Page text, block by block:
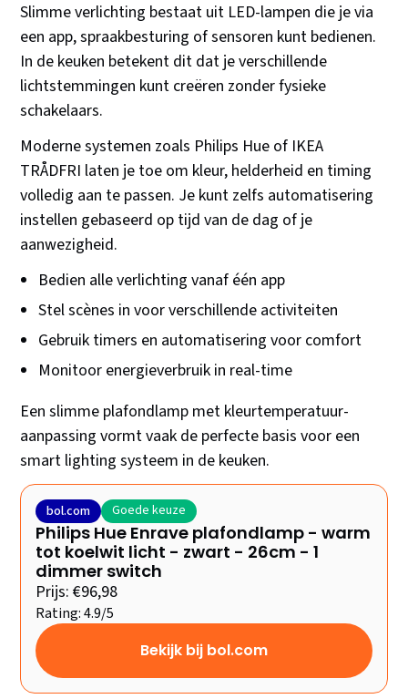
Slimme verlichting bestaat uit LED-lampen die je via
een app, spraakbesturing of sensoren kunt bedienen.
In de keuken betekent dit dat je verschillende
lichtstemmingen kunt creëren zonder fysieke
schakelaars.
Moderne systemen zoals Philips Hue of IKEA
TRÅDFRI laten je toe om kleur, helderheid en timing
volledig aan te passen. Je kunt zelfs automatisering
instellen gebaseerd op tijd van de dag of je
aanwezigheid.
Bedien alle verlichting vanaf één app
Stel scènes in voor verschillende activiteiten
Gebruik timers en automatisering voor comfort
Monitoor energieverbruik in real-time
Een slimme plafondlamp met kleurtemperatuur-
aanpassing vormt vaak de perfecte basis voor een
smart lighting systeem in de keuken.
bol.com Goede keuze
Philips Hue Enrave plafondlamp - warm
tot koelwit licht - zwart - 26cm - 1
dimmer switch
Prijs: €96,98
Rating: 4.9/5
Bekijk bij bol.com